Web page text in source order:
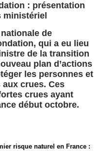
: présentation
ministériel
de
qui a eu lieu
de la transition
plan d’actions
les personnes et
crues. Ces
crues ayant
début octobre.
risque naturel en France :